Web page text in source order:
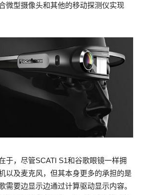
微型摄像头和其他的移动探测仪实现
于，尽管SCATI S1和谷歌眼镜一样拥
以及麦克风，但其本身更多的承担的是
需要边显示边通过计算驱动显示内容。